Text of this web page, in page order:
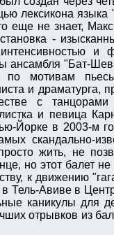
лексикона языка
еще не знает,
-
и
ансамбля "Бат-
мотивам пьесы
и драматурга,
с
и певица
Йорке в 2003-м
скандально-
жить, не
но этот балет
к движению
Тель-Авиве в
каникулы для
отрывков из